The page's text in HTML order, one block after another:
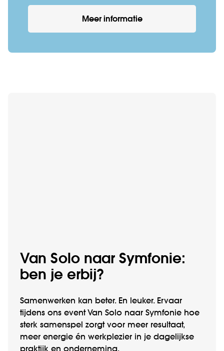
Meer informatie
Van Solo naar Symfonie:
ben je erbij?
Samenwerken kan beter. En leuker. Ervaar
tijdens ons event Van Solo naar Symfonie hoe
sterk samenspel zorgt voor meer resultaat,
meer energie én werkplezier in je dagelijkse